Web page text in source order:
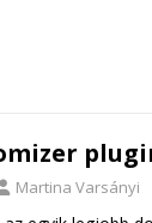
Martina Varsányi